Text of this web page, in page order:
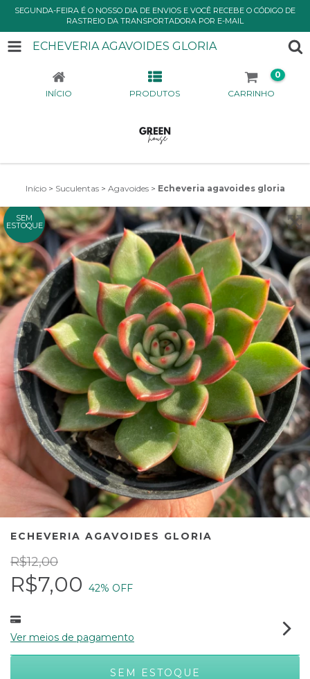
SEGUNDA-FEIRA É O NOSSO DIA DE ENVIOS E VOCÊ RECEBE O CÓDIGO DE
RASTREIO DA TRANSPORTADORA POR E-MAIL
ECHEVERIA AGAVOIDES GLORIA
INÍCIO PRODUTOS CARRINHO
0
Início > Suculentas > Agavoides > Echeveria agavoides gloria
SEM
ESTOQUE
ECHEVERIA AGAVOIDES GLORIA
R$12,00
R$7,00 42% OFF
Ver meios de pagamento